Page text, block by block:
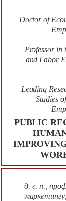
Doctor of
Professor in
and Labor
Leading
Studies
PUBLIC
д. е. н.,